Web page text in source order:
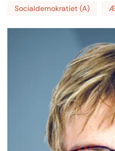
Socialdemokratiet (A)